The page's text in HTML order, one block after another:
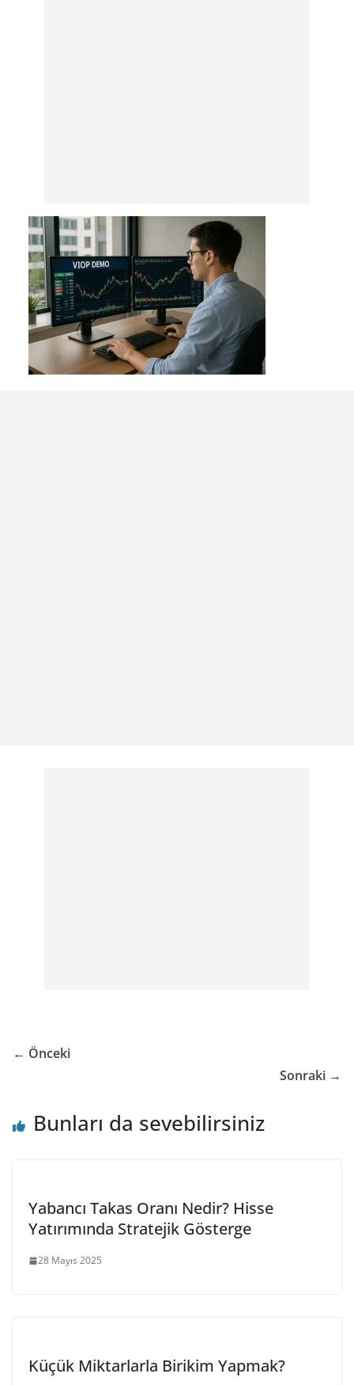
← Önceki
Sonraki →
Bunları da sevebilirsiniz
Yabancı Takas Oranı Nedir? Hisse
Yatırımında Stratejik Gösterge
28 Mayıs 2025
Küçük Miktarlarla Birikim Yapmak?